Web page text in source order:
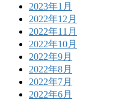
2023年1月
2022年12月
2022年11月
2022年10月
2022年9月
2022年8月
2022年7月
2022年6月